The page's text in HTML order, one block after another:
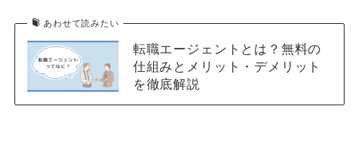
あわせて読みたい
転職エージェントとは？無料の
仕組みとメリット・デメリット
を徹底解説